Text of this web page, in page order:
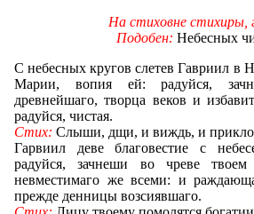
На стиховне стихиры,
Подобен: Небесных
С небесных кругов слетев Гавриил в
Марии, вопия ей: радуйся,
древнейшаго, творца веков и
радуйся, чистая.
Стих: Слыши, дщи, и виждь, и
Гарвиил деве благовестие с
радуйся, зачнеши во чреве твоем
невместимаго же всеми: и
прежде денницы возсиявшаго.